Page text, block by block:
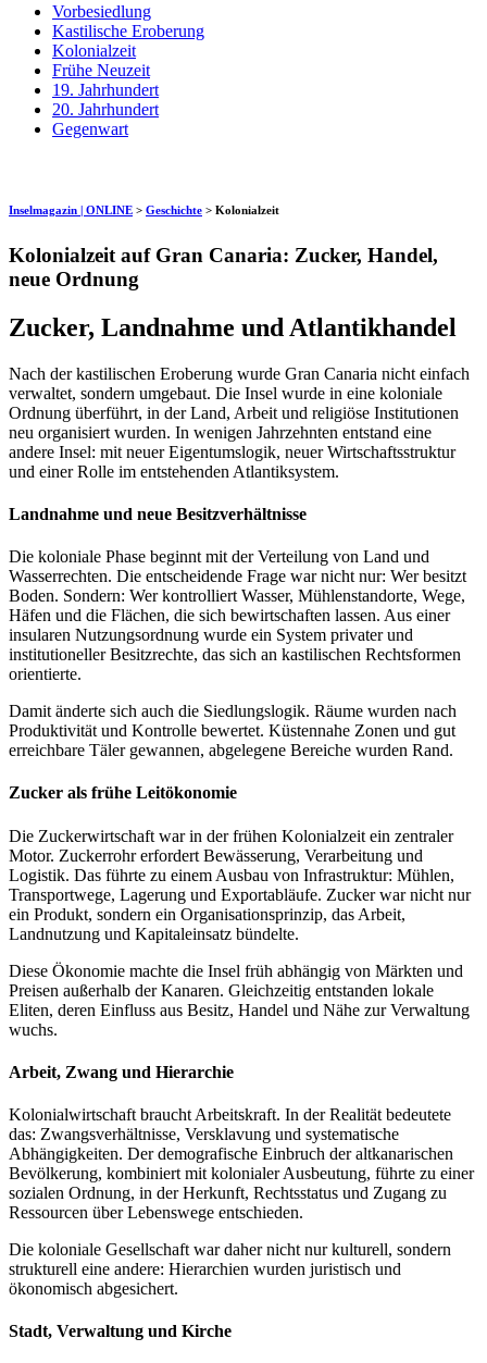
Vorbesiedlung
Kastilische Eroberung
Kolonialzeit
Frühe Neuzeit
19. Jahrhundert
20. Jahrhundert
Gegenwart
Inselmagazin | ONLINE > Geschichte > Kolonialzeit
Kolonialzeit auf Gran Canaria: Zucker, Handel,
neue Ordnung
Zucker, Landnahme und Atlantikhandel
Nach der kastilischen Eroberung wurde Gran Canaria nicht einfach
verwaltet, sondern umgebaut. Die Insel wurde in eine koloniale
Ordnung überführt, in der Land, Arbeit und religiöse Institutionen
neu organisiert wurden. In wenigen Jahrzehnten entstand eine
andere Insel: mit neuer Eigentumslogik, neuer Wirtschaftsstruktur
und einer Rolle im entstehenden Atlantiksystem.
Landnahme und neue Besitzverhältnisse
Die koloniale Phase beginnt mit der Verteilung von Land und
Wasserrechten. Die entscheidende Frage war nicht nur: Wer besitzt
Boden. Sondern: Wer kontrolliert Wasser, Mühlenstandorte, Wege,
Häfen und die Flächen, die sich bewirtschaften lassen. Aus einer
insularen Nutzungsordnung wurde ein System privater und
institutioneller Besitzrechte, das sich an kastilischen Rechtsformen
orientierte.
Damit änderte sich auch die Siedlungslogik. Räume wurden nach
Produktivität und Kontrolle bewertet. Küstennahe Zonen und gut
erreichbare Täler gewannen, abgelegene Bereiche wurden Rand.
Zucker als frühe Leitökonomie
Die Zuckerwirtschaft war in der frühen Kolonialzeit ein zentraler
Motor. Zuckerrohr erfordert Bewässerung, Verarbeitung und
Logistik. Das führte zu einem Ausbau von Infrastruktur: Mühlen,
Transportwege, Lagerung und Exportabläufe. Zucker war nicht nur
ein Produkt, sondern ein Organisationsprinzip, das Arbeit,
Landnutzung und Kapitaleinsatz bündelte.
Diese Ökonomie machte die Insel früh abhängig von Märkten und
Preisen außerhalb der Kanaren. Gleichzeitig entstanden lokale
Eliten, deren Einfluss aus Besitz, Handel und Nähe zur Verwaltung
wuchs.
Arbeit, Zwang und Hierarchie
Kolonialwirtschaft braucht Arbeitskraft. In der Realität bedeutete
das: Zwangsverhältnisse, Versklavung und systematische
Abhängigkeiten. Der demografische Einbruch der altkanarischen
Bevölkerung, kombiniert mit kolonialer Ausbeutung, führte zu einer
sozialen Ordnung, in der Herkunft, Rechtsstatus und Zugang zu
Ressourcen über Lebenswege entschieden.
Die koloniale Gesellschaft war daher nicht nur kulturell, sondern
strukturell eine andere: Hierarchien wurden juristisch und
ökonomisch abgesichert.
Stadt, Verwaltung und Kirche